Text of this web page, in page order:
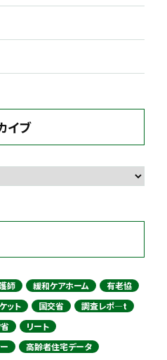
イブ
師 緩和ケアホーム
有老協
ット
国交省
調査レポ―t
リート
高齢者住宅データ